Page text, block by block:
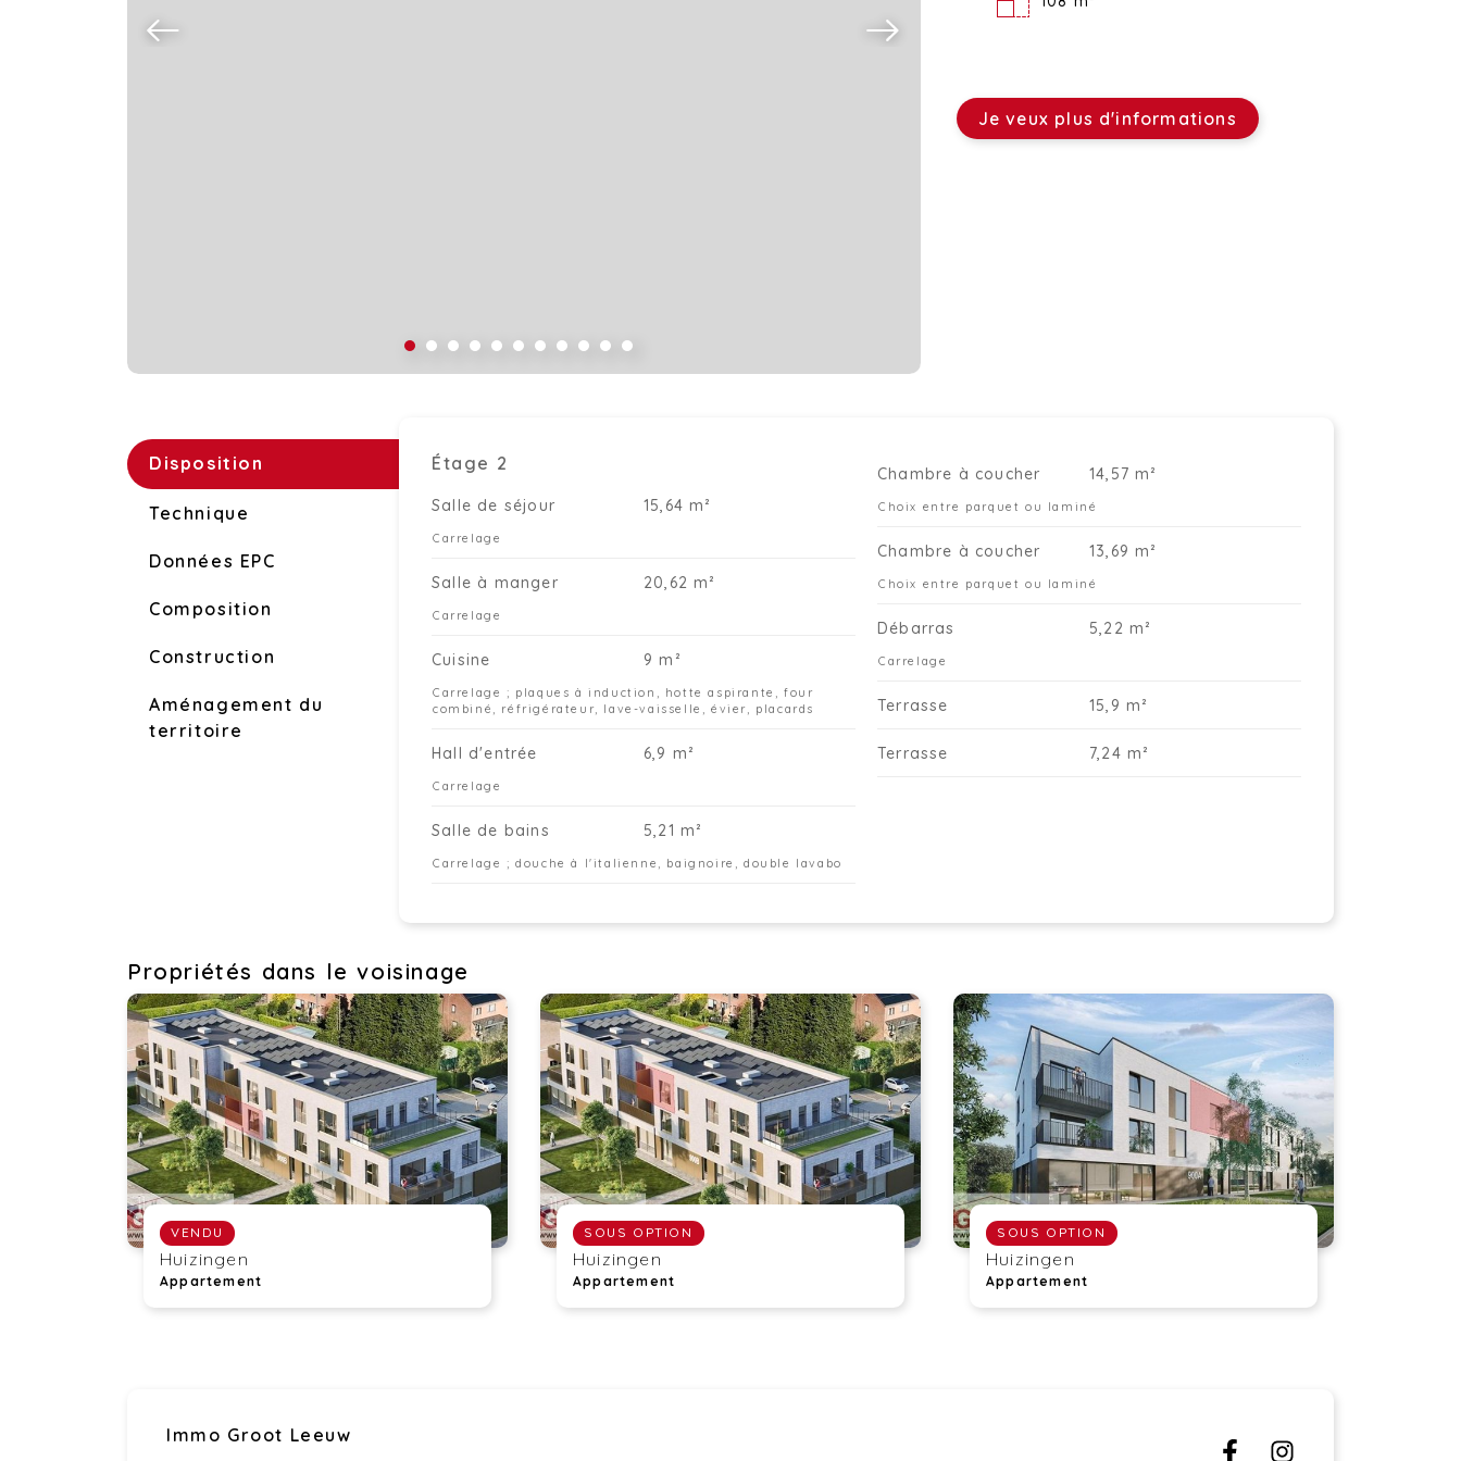
Je veux plus d'informations
Disposition
Technique
Données EPC
Composition
Construction
Aménagement du
territoire
Étage 2
Salle de séjour 15,64 m²
Carrelage
Salle à manger 20,62 m²
Carrelage
Cuisine 9 m²
Carrelage ; plaques à induction, hotte aspirante, four
combiné, réfrigérateur, lave-vaisselle, évier, placards
Hall d'entrée 6,9 m²
Carrelage
Salle de bains 5,21 m²
Carrelage ; douche à l'italienne, baignoire, double lavabo
Chambre à coucher 14,57 m²
Choix entre parquet ou laminé
Chambre à coucher 13,69 m²
Choix entre parquet ou laminé
Débarras 5,22 m²
Carrelage
Terrasse 15,9 m²
Terrasse 7,24 m²
Propriétés dans le voisinage
VENDU
Huizingen
Appartement
SOUS OPTION
Huizingen
Appartement
SOUS OPTION
Huizingen
Appartement
Immo Groot Leeuw